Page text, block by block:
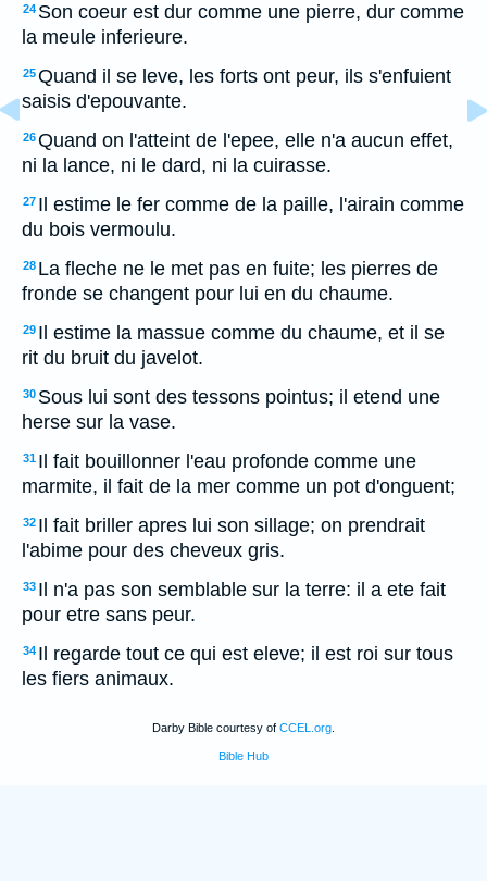
24 Son coeur est dur comme une pierre, dur comme
la meule inferieure.
25Quand il se leve, les forts ont peur, ils s'enfuient
saisis d'epouvante.
26Quand on l'atteint de l'epee, elle n'a aucun effet,
ni la lance, ni le dard, ni la cuirasse.
27 Il estime le fer comme de la paille, l'airain comme
du bois vermoulu.
28 La fleche ne le met pas en fuite; les pierres de
fronde se changent pour lui en du chaume.
29 Il estime la massue comme du chaume, et il se
rit du bruit du javelot.
30 Sous lui sont des tessons pointus; il etend une
herse sur la vase.
31 Il fait bouillonner l'eau profonde comme une
marmite, il fait de la mer comme un pot d'onguent;
32 Il fait briller apres lui son sillage; on prendrait
l'abime pour des cheveux gris.
33 Il n'a pas son semblable sur la terre: il a ete fait
pour etre sans peur.
34 Il regarde tout ce qui est eleve; il est roi sur tous
les fiers animaux.
Darby Bible courtesy of CCEL.org
Bible Hub